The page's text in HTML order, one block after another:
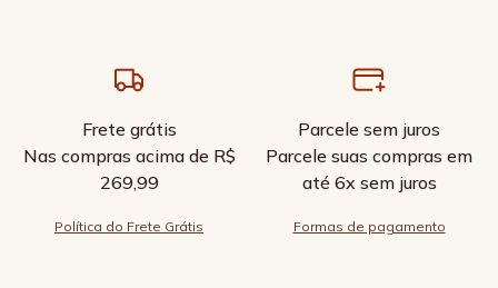
Frete grátis
Nas compras acima de R$
269,99
Política do Frete Grátis
Parcele sem juros
Parcele suas compras em
até 6x sem juros
Formas de pagamento